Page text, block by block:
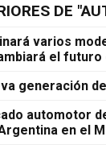
DE
varios
el futuro
generación
automotor
en el